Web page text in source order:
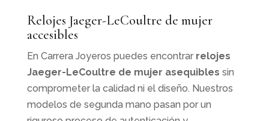
Relojes Jaeger-LeCoultre de mujer
accesibles
En Carrera Joyeros puedes encontrar relojes
Jaeger-LeCoultre de mujer asequibles sin
comprometer la calidad ni el diseño. Nuestros
modelos de segunda mano pasan por un